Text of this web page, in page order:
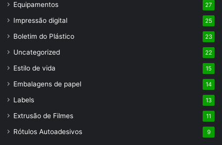
Equipamentos 27
Impressão digital 25
Boletim do Plástico 23
Uncategorized 22
Estilo de vida 15
Embalagens de papel 14
Labels 13
Extrusão de Filmes 11
Rótulos Autoadesivos 9